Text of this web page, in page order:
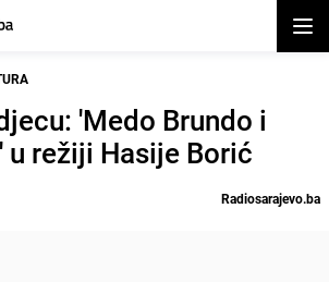
'Medo Brundo i
u režiji Hasije Borić
Radiosarajevo.ba